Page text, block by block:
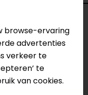
Niet op voorraad
browse-ervaring
advertenties
verkeer te
te
van cookies.